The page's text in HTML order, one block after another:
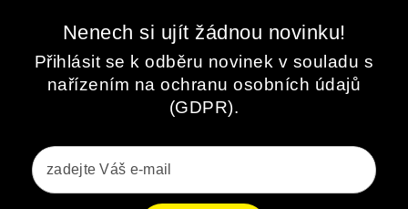
Nenech si ujít žádnou novinku!
Přihlásit se k odběru novinek v souladu s
nařízením na ochranu osobních údajů
(GDPR).